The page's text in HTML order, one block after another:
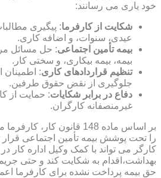
خود یاری می رسانند:
شکایت از کارفرما: پیگیری
عیدی، سنوات، و اضافه کاری.
بیمه تأمین اجتماعی: حل مسائل
بیمه، بیمه بیکاری، و سختی کار.
تنظیم قراردادهای کاری: اطمینان
جلوگیری از نقض حقوق طرفین.
دفاع در برابر شکایات: حمایت از
غیرمنصفانه کارگران.
بر اساس ماده 148 قانون
را تحت پوشش بیمه تأمین اجتماعی
کارگر می تواند با کمک وکیل اداره کار
حق بیمه پرداخت نشده برای کارفرما